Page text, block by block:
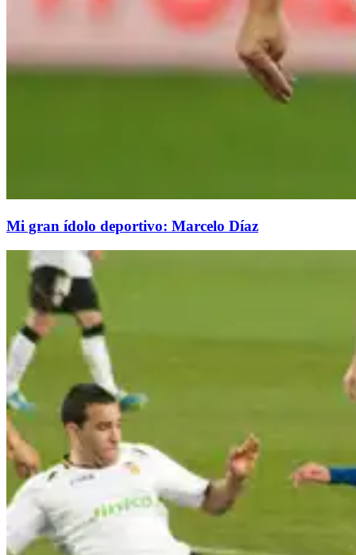
Mi gran ídolo deportivo: Marcelo Díaz